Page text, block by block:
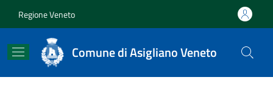
Regione Veneto
Comune di Asigliano Veneto